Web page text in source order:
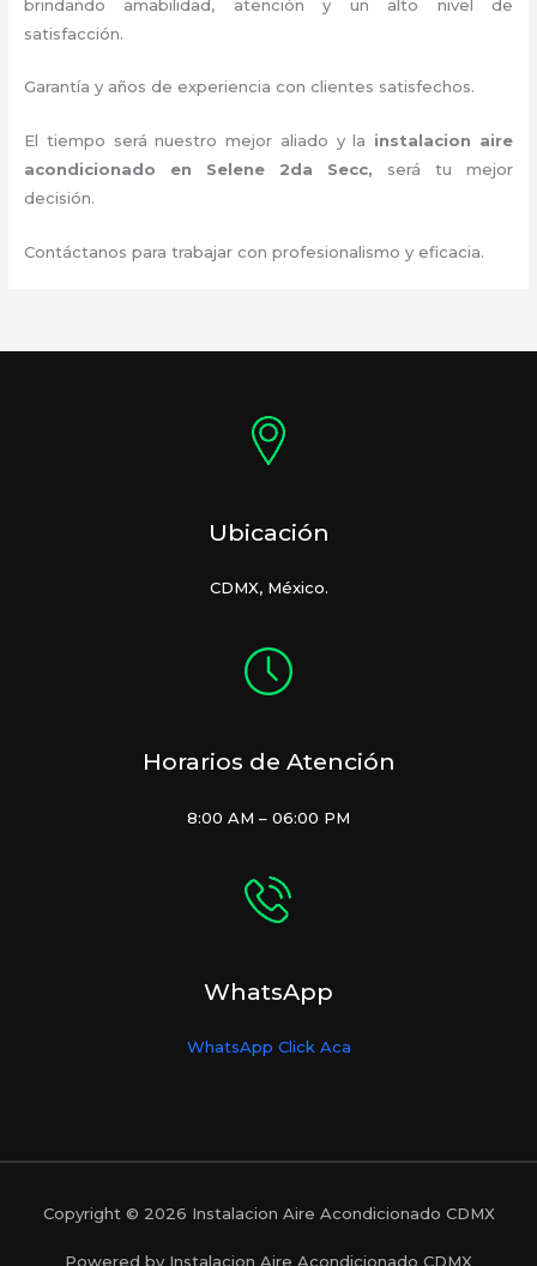
brindando amabilidad, atención y un alto nivel de
satisfacción.
Garantía y años de experiencia con clientes satisfechos.
El tiempo será nuestro mejor aliado y la instalacion aire
acondicionado en Selene 2da Secc, será tu mejor
decisión.
Contáctanos para trabajar con profesionalismo y eficacia.
Ubicación
CDMX, México.
Horarios de Atención
8:00 AM – 06:00 PM
WhatsApp
WhatsApp Click Aca
Copyright © 2026 Instalacion Aire Acondicionado CDMX
Powered by Instalacion Aire Acondicionado CDMX